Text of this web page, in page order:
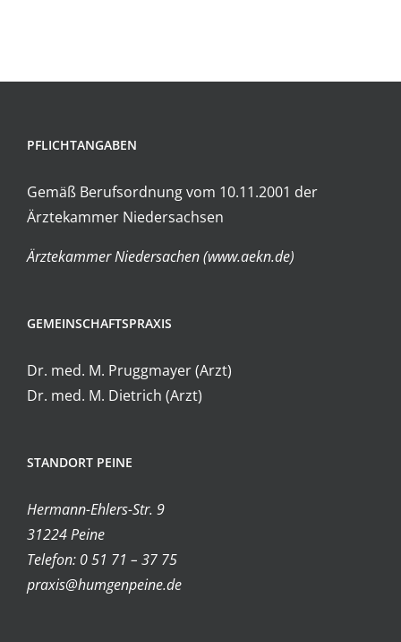
PFLICHTANGABEN
Gemäß Berufsordnung vom 10.11.2001 der
Ärztekammer Niedersachsen
Ärztekammer Niedersachen (www.aekn.de)
GEMEINSCHAFTSPRAXIS
Dr. med. M. Pruggmayer (Arzt)
Dr. med. M. Dietrich (Arzt)
STANDORT PEINE
Hermann-Ehlers-Str. 9
31224 Peine
Telefon: 0 51 71 – 37 75
praxis@humgenpeine.de